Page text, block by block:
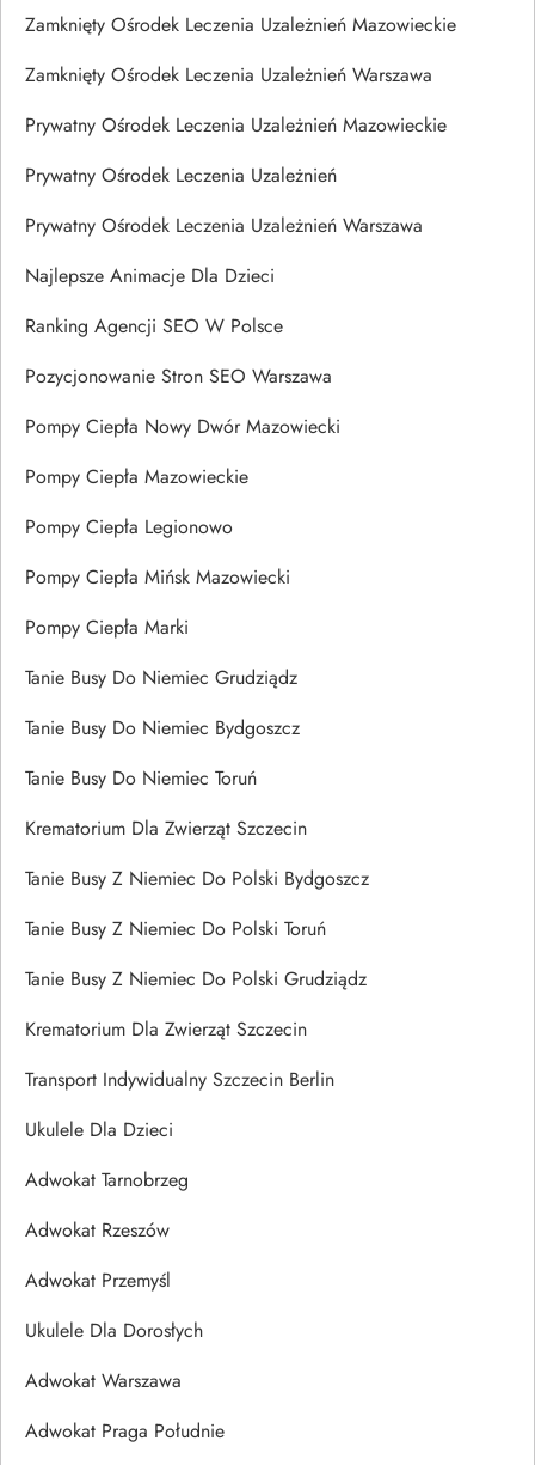
Zamknięty Ośrodek Leczenia Uzależnień Mazowieckie
Zamknięty Ośrodek Leczenia Uzależnień Warszawa
Prywatny Ośrodek Leczenia Uzależnień Mazowieckie
Prywatny Ośrodek Leczenia Uzależnień
Prywatny Ośrodek Leczenia Uzależnień Warszawa
Najlepsze Animacje Dla Dzieci
Ranking Agencji SEO W Polsce
Pozycjonowanie Stron SEO Warszawa
Pompy Ciepła Nowy Dwór Mazowiecki
Pompy Ciepła Mazowieckie
Pompy Ciepła Legionowo
Pompy Ciepła Mińsk Mazowiecki
Pompy Ciepła Marki
Tanie Busy Do Niemiec Grudziądz
Tanie Busy Do Niemiec Bydgoszcz
Tanie Busy Do Niemiec Toruń
Krematorium Dla Zwierząt Szczecin
Tanie Busy Z Niemiec Do Polski Bydgoszcz
Tanie Busy Z Niemiec Do Polski Toruń
Tanie Busy Z Niemiec Do Polski Grudziądz
Krematorium Dla Zwierząt Szczecin
Transport Indywidualny Szczecin Berlin
Ukulele Dla Dzieci
Adwokat Tarnobrzeg
Adwokat Rzeszów
Adwokat Przemyśl
Ukulele Dla Dorosłych
Adwokat Warszawa
Adwokat Praga Południe